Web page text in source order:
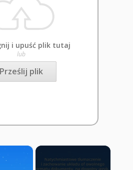
i upuść plik tutaj
lub
Prześlij plik
×